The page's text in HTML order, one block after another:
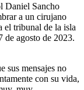
Daniel Sancho
a un cirujano
el tribunal de la isla
de agosto de 2023.
sus mensajes no
con su vida,